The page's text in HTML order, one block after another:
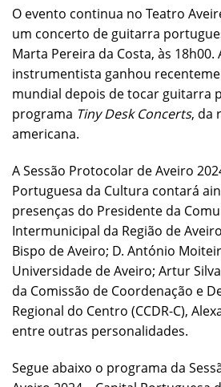
O evento continua no Teatro
um concerto de guitarra
Marta Pereira da Costa, às
instrumentista ganhou
mundial depois de tocar guitarra
programa Tiny Desk Concerts, da
americana.
A Sessão Protocolar de Aveiro
Portuguesa da Cultura contará
presenças do Presidente da
Intermunicipal da Região de
Bispo de Aveiro; D. António
Universidade de Aveiro; Artur
da Comissão de Coordenação e
Regional do Centro (CCDR-C),
entre outras personalidades.
Segue abaixo o programa da